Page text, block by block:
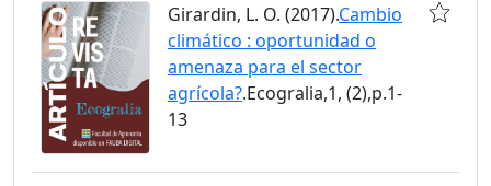
Girardin, L. O. (2017).Cambio
climático : oportunidad o
amenaza para el sector
agrícola?.Ecogralia,1, (2),p.1-
13